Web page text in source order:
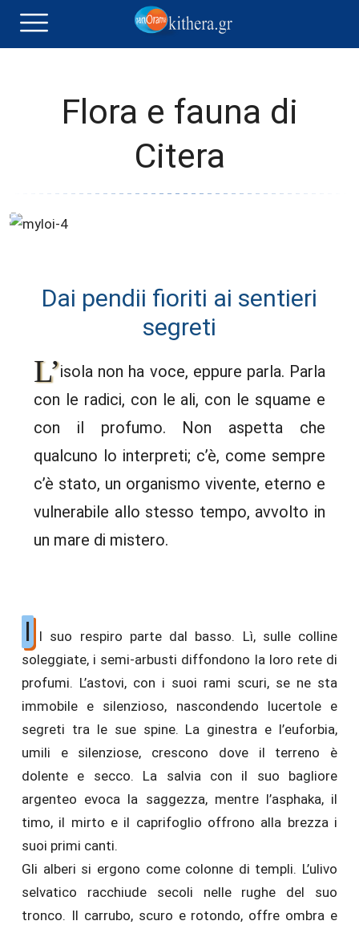
Flora e fauna di
Citera
Dai pendii fioriti ai sentieri
segreti
L’isola non ha voce, eppure parla. Parla
con le radici, con le ali, con le squame e
con il profumo. Non aspetta che
qualcuno lo interpreti; c’è, come sempre
c’è stato, un organismo vivente, eterno e
vulnerabile allo stesso tempo, avvolto in
un mare di mistero.
I
l suo respiro parte dal basso. Lì, sulle colline
soleggiate, i semi-arbusti diffondono la loro rete di
profumi. L’astovi, con i suoi rami scuri, se ne sta
immobile e silenzioso, nascondendo lucertole e
segreti tra le sue spine. La ginestra e l’euforbia,
umili e silenziose, crescono dove il terreno è
dolente e secco. La salvia con il suo bagliore
argenteo evoca la saggezza, mentre l’asphaka, il
timo, il mirto e il caprifoglio offrono alla brezza i
suoi primi canti.
Gli alberi si ergono come colonne di templi. L’ulivo
selvatico racchiude secoli nelle rughe del suo
tronco. Il carrubo, scuro e rotondo, offre ombra e